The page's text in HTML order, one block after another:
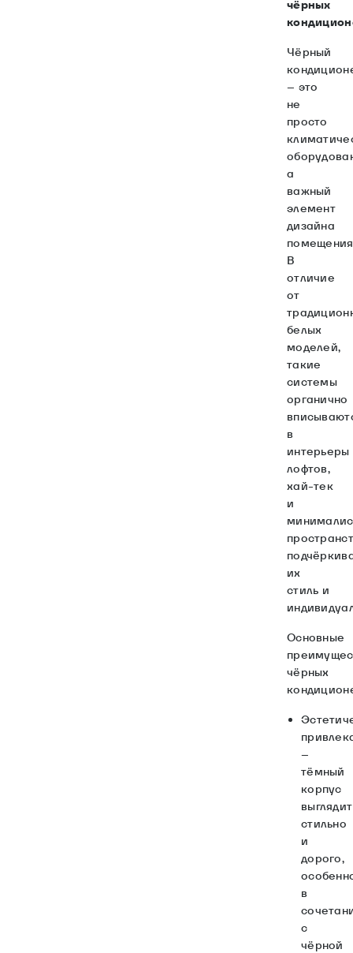
чёрных
Чёрный
– это
не
просто
а
важный
элемент
дизайна
В
отличие
от
белых
моделей,
такие
системы
органично
в
интерьеры
лофтов,
хай-тек
и
их
стиль и
Основные
чёрных
–
тёмный
корпус
выглядит
стильно
и
дорого,
в
с
чёрной